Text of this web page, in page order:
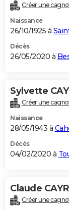
Créer une
Naissance
26/10/1925 à
Décès
26/05/2020 à
Sylvette
Créer une
Naissance
28/05/1943 à
Décès
04/02/2020 à
Claude
Créer une